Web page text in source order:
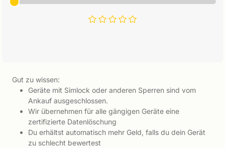
Gut zu wissen:
Geräte mit Simlock oder anderen Sperren sind vom
Ankauf ausgeschlossen.
Wir übernehmen für alle gängigen Geräte eine
zertifizierte Datenlöschung
Du erhältst automatisch mehr Geld, falls du dein Gerät
zu schlecht bewertest